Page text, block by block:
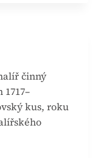
činný
kus, roku